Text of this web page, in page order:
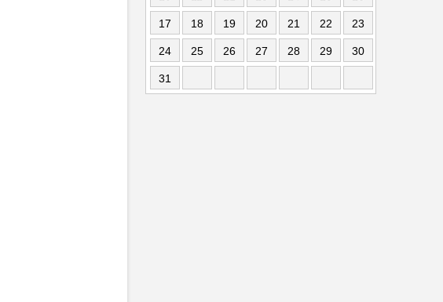
17 18 19 20 21 22 23
24 25 26 27 28 29 30
31